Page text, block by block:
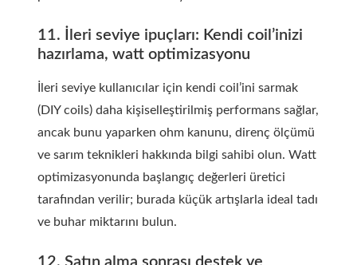
11. İleri seviye ipuçları: Kendi coil’inizi
hazırlama, watt optimizasyonu
İleri seviye kullanıcılar için kendi coil’ini sarmak
(DIY coils) daha kişiselleştirilmiş performans sağlar,
ancak bunu yaparken ohm kanunu, direnç ölçümü
ve sarım teknikleri hakkında bilgi sahibi olun. Watt
optimizasyonunda başlangıç değerleri üretici
tarafından verilir; burada küçük artışlarla ideal tadı
ve buhar miktarını bulun.
12. Satın alma sonrası destek ve